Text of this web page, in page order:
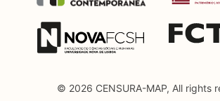
© 2026 CENSURA-MAP, All rights